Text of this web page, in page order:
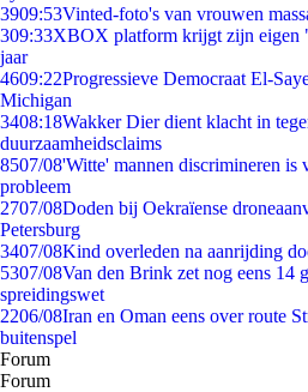
3909:53Vinted-foto's van vrouwen
309:33XBOX platform krijgt zijn eigen
jaar
4609:22Progressieve Democraat El-
Michigan
3408:18Wakker Dier dient klacht in
duurzaamheidsclaims
8507/08'Witte' mannen discrimineren is
probleem
2707/08Doden bij Oekraïense
Petersburg
3407/08Kind overleden na aanrijding
5307/08Van den Brink zet nog eens 14
spreidingswet
2206/08Iran en Oman eens over route
buitenspel
Forum
Forum